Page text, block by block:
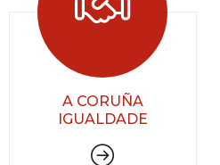
A CORUÑA
IGUALDADE